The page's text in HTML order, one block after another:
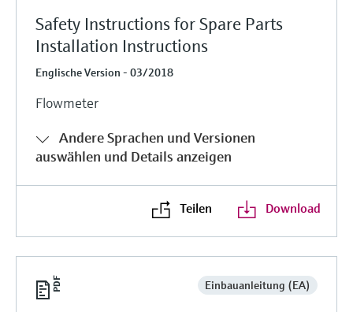
Safety Instructions for Spare Parts
Installation Instructions
Englische Version - 03/2018
Flowmeter
Andere Sprachen und Versionen
auswählen und Details anzeigen
Teilen Download
Einbauanleitung (EA)